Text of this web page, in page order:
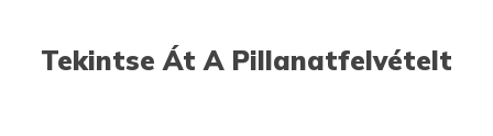
Tekintse Át A Pillanatfelvételt